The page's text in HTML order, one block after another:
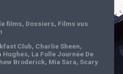
films, Dossiers, Films vus
Club, Charlie Sheen,
Hughes, La Folle Journée De
Broderick, Mia Sara, Scary